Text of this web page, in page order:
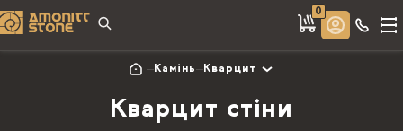
0
Камінь Кварцит
Кварцит стіни